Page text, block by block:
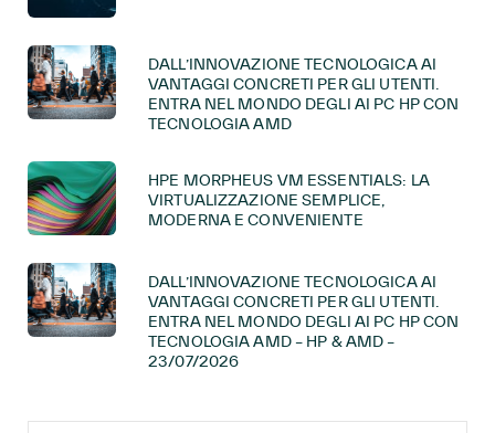
DALL’INNOVAZIONE TECNOLOGICA AI
VANTAGGI CONCRETI PER GLI UTENTI.
ENTRA NEL MONDO DEGLI AI PC HP CON
TECNOLOGIA AMD
HPE MORPHEUS VM ESSENTIALS: LA
VIRTUALIZZAZIONE SEMPLICE,
MODERNA E CONVENIENTE
DALL’INNOVAZIONE TECNOLOGICA AI
VANTAGGI CONCRETI PER GLI UTENTI.
ENTRA NEL MONDO DEGLI AI PC HP CON
TECNOLOGIA AMD – HP & AMD –
23/07/2026